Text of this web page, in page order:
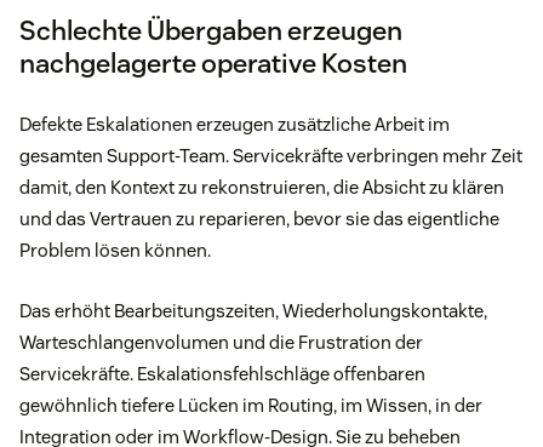
Schlechte Übergaben erzeugen
nachgelagerte operative Kosten
Defekte Eskalationen erzeugen zusätzliche Arbeit im
gesamten Support-Team. Servicekräfte verbringen mehr Zeit
damit, den Kontext zu rekonstruieren, die Absicht zu klären
und das Vertrauen zu reparieren, bevor sie das eigentliche
Problem lösen können.
Das erhöht Bearbeitungszeiten, Wiederholungskontakte,
Warteschlangenvolumen und die Frustration der
Servicekräfte. Eskalationsfehlschläge offenbaren
gewöhnlich tiefere Lücken im Routing, im Wissen, in der
Integration oder im Workflow-Design. Sie zu beheben